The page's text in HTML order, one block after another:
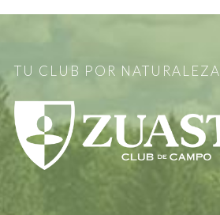
TU CLUB POR NATURALEZA